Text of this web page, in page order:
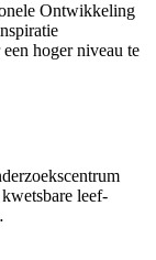
Ontwikkeling
hoger niveau te
leef­